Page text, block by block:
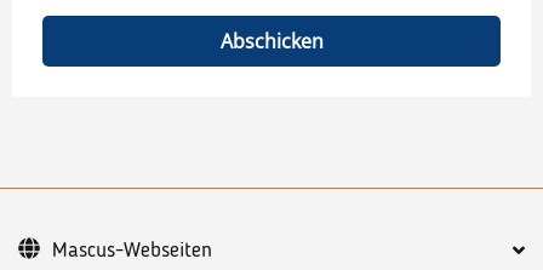
Abschicken
Mascus-Webseiten